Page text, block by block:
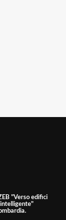
"Verso edifici